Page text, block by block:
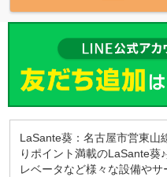
LaSante葵：名古屋市営東山
りポイント満載のLaSante葵
レベータなど様々な設備や